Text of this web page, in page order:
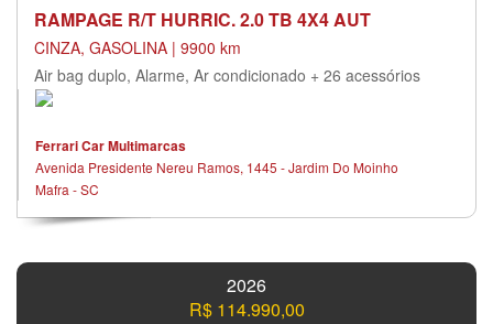
RAMPAGE R/T HURRIC. 2.0 TB 4X4 AUT
CINZA, GASOLINA | 9900 km
Air bag duplo, Alarme, Ar condicionado + 26 acessórios
Ferrari Car Multimarcas
Avenida Presidente Nereu Ramos, 1445 - Jardim Do Moinho
Mafra - SC
2026
R$ 114.990,00